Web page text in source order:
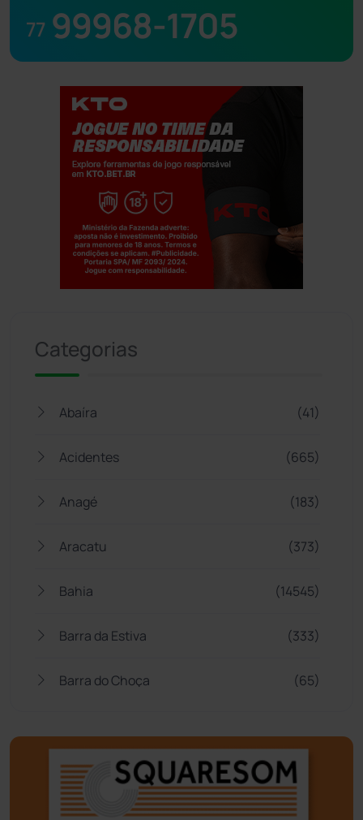
77 99968-1705
Categorias
Abaíra (41)
Acidentes (665)
Anagé (183)
Aracatu (373)
Bahia (14545)
Barra da Estiva (333)
Barra do Choça (65)
Bom Jesus da Lapa (507)
Boquira (152)